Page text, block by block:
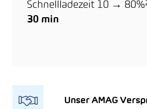
Schnellladezeit 10 →
30 min
Unser AMAG